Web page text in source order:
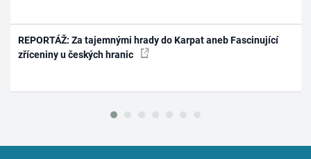
REPORTÁŽ: Za tajemnými hrady do Karpat aneb Fascinující
zříceniny u českých hranic